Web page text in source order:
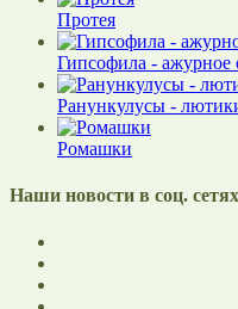
Протея
Гипсофила - ажурное
Ранункулусы -
Ромашки
Наши новости в соц. сетях